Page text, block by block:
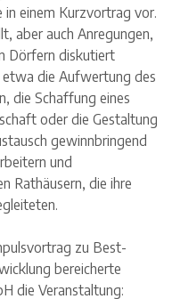
einem Kurzvortrag vor.
aber auch Anregungen,
Dörfern diskutiert
die Aufwertung des
die Schaffung eines
oder die Gestaltung
gewinnbringend
und
Rathäusern, die ihre
zu Best-
bereicherte
die Veranstaltung: